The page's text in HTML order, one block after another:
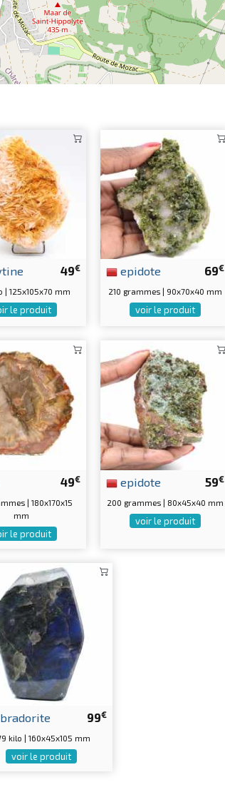
49€
| 125x105x70 mm
le produit
69€
epidote
210 grammes | 90x70x40 mm
voir le produit
49€
| 180x170x15
mm
le produit
59€
epidote
200 grammes | 80x45x40 mm
voir le produit
99€
kilo | 160x45x105 mm
voir le produit